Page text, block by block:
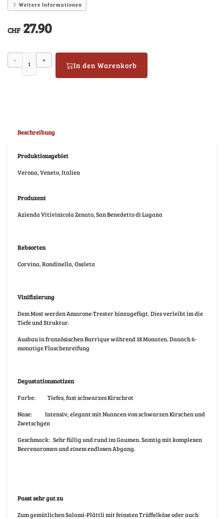
Weitere Informationen
CHF 27.90
- +
In den Warenkorb
Beschreibung
Produktionsgebiet
Verona, Veneto, Italien
Produzent
Azienda Vitivinicola Zenato, San Benedetto di Lugana
Rebsorten
Corvina, Rondinella, Oseleta
Vinifizierung
Dem Most werden Amarone-Trester hinzugefügt. Dies verleiht im die
Tiefe und Struktur.
Ausbau in französischen Barrique während 18 Monaten. Danach 6-
monatige Flaschenreifung
Degustationsnotizen
Farbe: Tiefes, fast schwarzes Kirschrot
Nase: Intensiv, elegant mit Nuancen von schwarzen Kirschen und
Zwetschgen
Geschmack: Sehr füllig und rund im Gaumen. Samtig mit komplexen
Beerenaromen und einem endlosen Abgang.
Passt sehr gut zu
Zum gemütlichen Salami-Plättli mit feinsten Trüffelkäse oder auch